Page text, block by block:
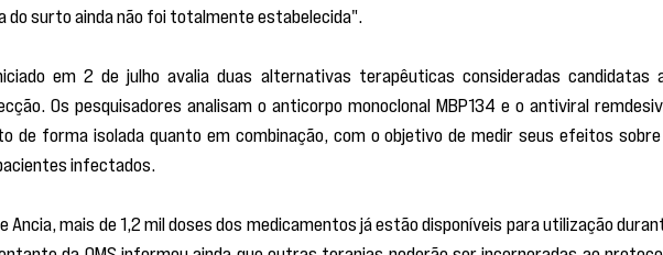
do surto ainda não foi totalmente estabelecida".
em 2 de julho avalia duas alternativas terapêuticas consideradas candidatas
Os pesquisadores analisam o anticorpo monoclonal MBP134 e o antiviral
de forma isolada quanto em combinação, com o objetivo de medir seus efeitos
infectados.
Ancia, mais de 1,2 mil doses dos medicamentos já estão disponíveis para utilização